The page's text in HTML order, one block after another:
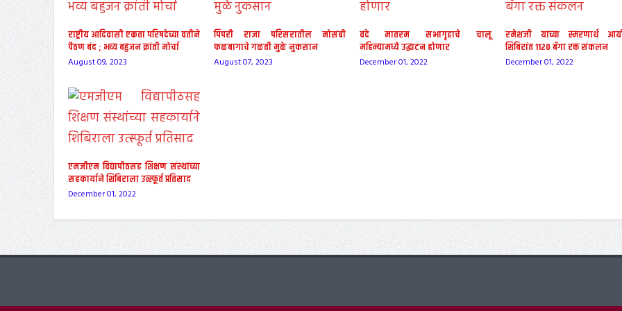
राष्ट्रीय आदिवासी एकता परिषदेच्या वतीने
पैठण बंद ; भव्य बहुजन क्रांती मोर्चा
August 09, 2023
पिंपरी राजा परिसरातील मोसंबी
फळबागाचे गळती मुळे नुकसान
August 07, 2023
वंदे मातरम सभागृहाचे चालू
महिन्यामध्ये उद्घाटन होणार
December 01, 2022
रमेशजी यांच्या स्मरणार्थ
शिबिरांत 1120 बॅगा रक्त संकलन
December 01, 2022
एमजीएम विद्यापीठसह शिक्षण संस्थांच्या
सहकार्याने शिबिराला उत्स्फूर्त प्रतिसाद
December 01, 2022